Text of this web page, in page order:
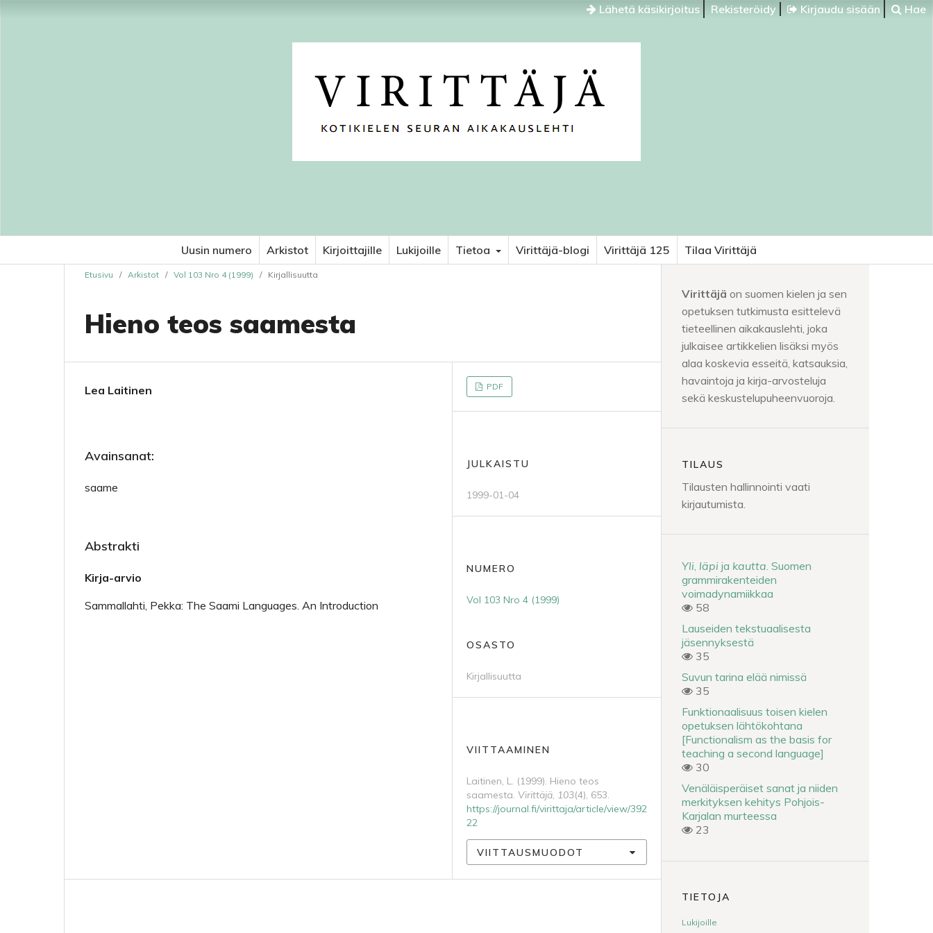
Lähetä käsikirjoitus Rekisteröidy Kirjaudu sisään Hae
Uusin numero Arkistot Kirjoittajille Lukijoille Tietoa Virittäjä-blogi Virittäjä 125 Tilaa Virittäjä
Etusivu / Arkistot / Vol 103 Nro 4 (1999) / Kirjallisuutta
Hieno teos saamesta
Lea Laitinen
Avainsanat:
saame
Abstrakti
Kirja-arvio
Sammallahti, Pekka: The Saami Languages. An Introduction
PDF
JULKAISTU
1999-01-04
NUMERO
Vol 103 Nro 4 (1999)
OSASTO
Kirjallisuutta
VIITTAAMINEN
Laitinen, L. (1999). Hieno teos
saamesta. Virittäjä, 103(4), 653.
https://journal.fi/virittaja/article/view/392
22
VIITTAUSMUODOT
Virittäjä on suomen kielen ja sen
opetuksen tutkimusta esittelevä
tieteellinen aikakauslehti, joka
julkaisee artikkelien lisäksi myös
alaa koskevia esseitä, katsauksia,
havaintoja ja kirja-arvosteluja
sekä keskustelupuheenvuoroja.
TILAUS
Tilausten hallinnointi vaati
kirjautumista.
Yli läpi ja kautta . Suomen
grammirakenteiden
voimadynamiikkaa
58
Lauseiden tekstuaalisesta
jäsennyksestä
35
Suvun tarina elää nimissä
35
Funktionaalisuus toisen kielen
opetuksen lähtökohtana
[Functionalism as the basis for
teaching a second language]
30
Venäläisperäiset sanat ja niiden
merkityksen kehitys Pohjois-
Karjalan murteessa
23
TIETOJA
Lukijoille